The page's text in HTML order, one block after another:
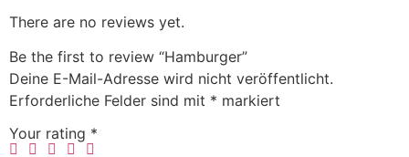
There are no reviews yet.
Be the first to review “Hamburger”
Deine E-Mail-Adresse wird nicht veröffentlicht.
Erforderliche Felder sind mit * markiert
Your rating *